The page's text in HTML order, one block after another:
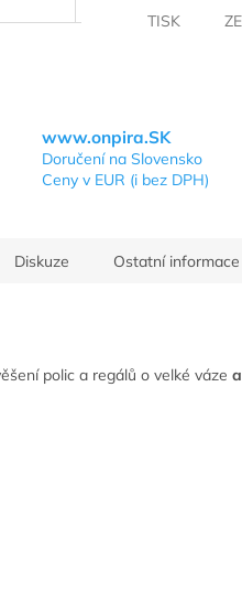
TISK
www.onpira.SK
Doručení na Slovensko
Ceny v EUR (i bez DPH)
Diskuze Ostatní informace
polic a regálů o velké váze